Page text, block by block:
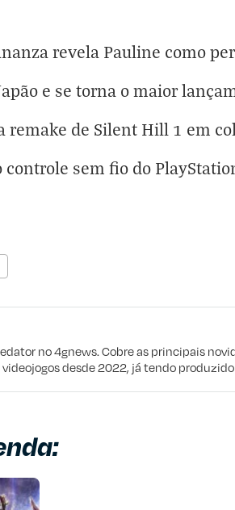
revela Pauline como
e se torna o maior
de Silent Hill 1 em
sem fio do
procurono 4gnews. Cobre as principais
videojogos desde 2022, já tendo